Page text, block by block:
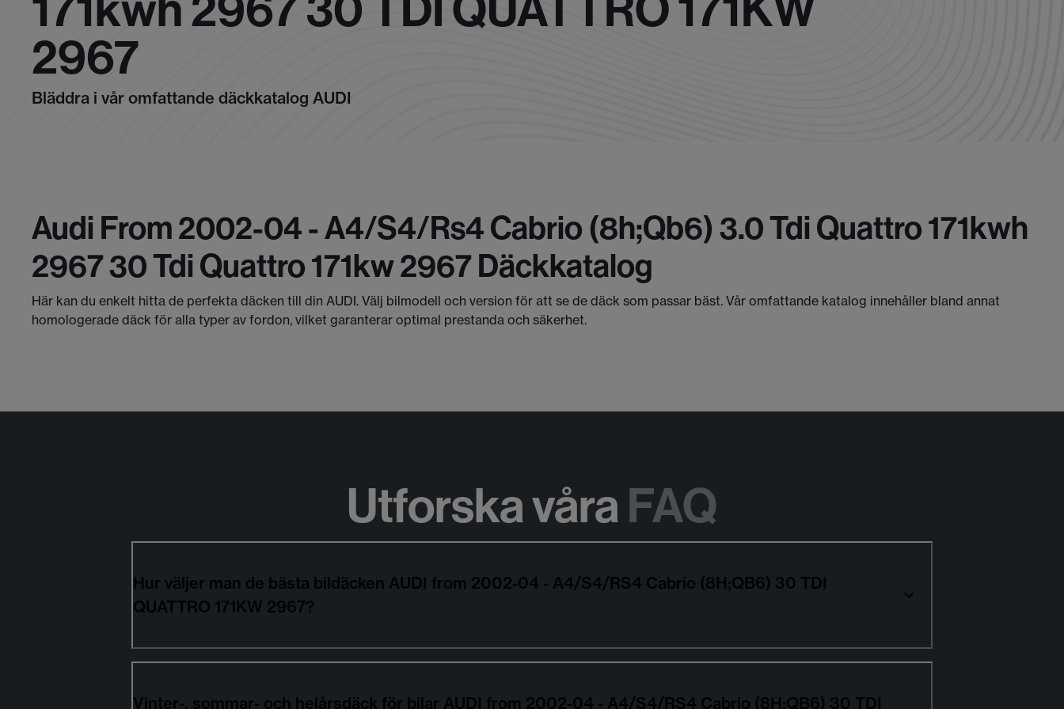
2967
Bläddra i vår omfattande däckkatalog AUDI
Audi From 2002-04 - A4/s4/rs4 Cabrio (8h;qb6) 3.0 Tdi Quattro 171kwh
2967 30 Tdi Quattro 171kw 2967 Däckkatalog
Här kan du enkelt hitta de perfekta däcken till din AUDI. Välj bilmodell och version för att se de däck som passar bäst. Vår omfattande katalog innehåller bland annat
homologerade däck för alla typer av fordon, vilket garanterar optimal prestanda och säkerhet.
Utforska våraFAQ
Hur väljer man de bästa bildäcken AUDI from 2002-04 - A4/S4/RS4 Cabrio (8H;QB6) 30 TDI
QUATTRO 171KW 2967?
Vinter-, sommar- och helårsdäck för bilar AUDI from 2002-04 - A4/S4/RS4 Cabrio (8H;QB6) 30 TDI